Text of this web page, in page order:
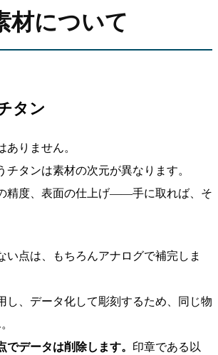
材について
タン
ありません。
チタンは素材の次元が異なります。
精度、表面の仕上げ——手に取れば、そ
い点は、もちろんアナログで補完しま
し、データ化して彫刻するため、同じ物
でデータは削除します。 印章である以